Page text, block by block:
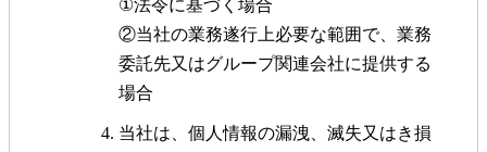
①法令に基づく場合
②当社の業務遂行上必要な範囲で、業務
委託先又はグループ関連会社に提供する
場合
当社は、個人情報の漏洩、滅失又はき損